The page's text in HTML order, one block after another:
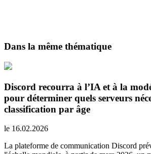
Dans la même thématique
Discord recourra à l’IA et à la
pour déterminer quels serveurs
classification par âge
le 16.02.2026
La plateforme de communication Discord